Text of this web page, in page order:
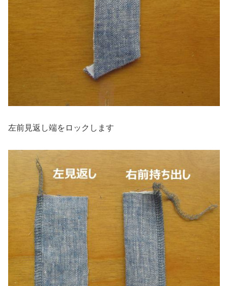
左前見返し端をロックします